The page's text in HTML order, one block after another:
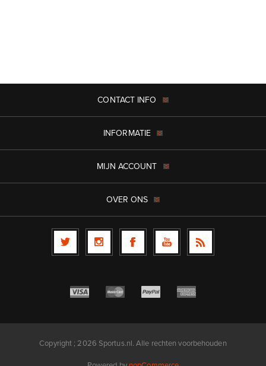
CONTACT INFO
INFORMATIE
MIJN ACCOUNT
OVER ONS
Copyright ; 2026 Sportus.nl. Alle rechten voorbehouden